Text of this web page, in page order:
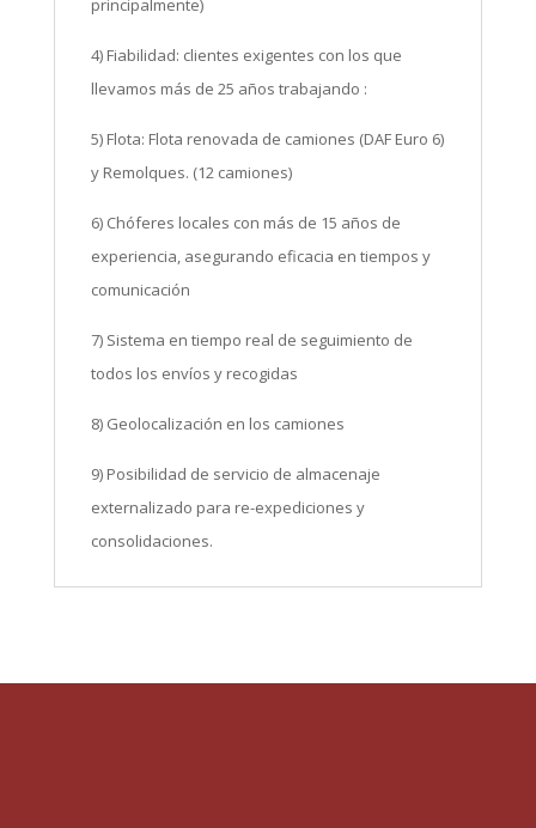
principalmente)
4) Fiabilidad: clientes exigentes con los que
llevamos más de 25 años trabajando :
5) Flota: Flota renovada de camiones (DAF Euro 6)
y Remolques. (12 camiones)
6) Chóferes locales con más de 15 años de
experiencia, asegurando eficacia en tiempos y
comunicación
7) Sistema en tiempo real de seguimiento de
todos los envíos y recogidas
8) Geolocalización en los camiones
9) Posibilidad de servicio de almacenaje
externalizado para re-expediciones y
consolidaciones.